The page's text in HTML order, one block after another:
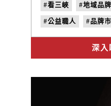
詮釋城鄉文化特色
活軌跡，設計轉動
量，體驗魅力新北
的市井生活。
#看三峽 #地域品牌
#公益職人 #品牌
#地方創生 #社區
深入